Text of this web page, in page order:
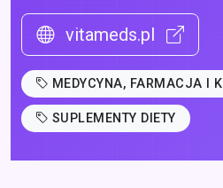
vitameds.pl
MEDYCYNA, FARMACJA I
SUPLEMENTY DIETY